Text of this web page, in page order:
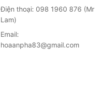
Điện thoại: 098 1960 876 (Mr
Lam)
Email:
hoaanpha83@gmail.com